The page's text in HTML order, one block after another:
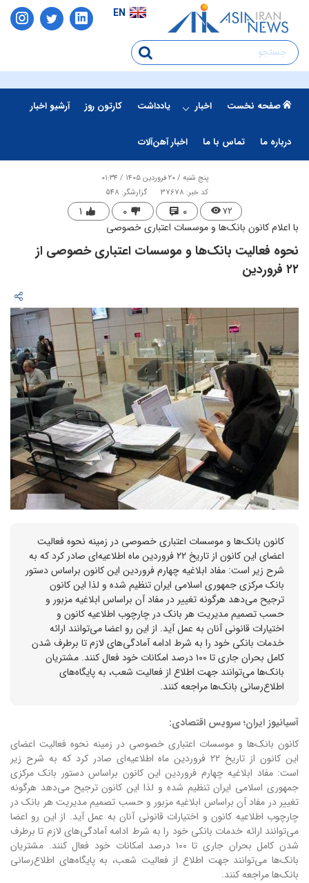
EN
صفحه نخست اخبار یادداشت کارتون روز آرشیو اخبار
درباره ما تماس با ما اخبار آهن‌آلات
پنج شنبه / ۲۰ فروردین ۱۴۰۵ / ۰۱:۳۴
کد خبر: 37678
گزارشگر: 548
۷۲ ۰ ۰ ۱
با اعلام کانون بانک‌ها و موسسات اعتباری خصوصی
​نحوه فعالیت بانک‌ها و موسسات اعتباری خصوصی از
۲۲ فروردین
کانون بانک‌ها و موسسات اعتباری خصوصی در زمینه نحوه فعالیت
اعضای این کانون از تاریخ ۲۲ فروردین ماه اطلاعیه‌ای صادر کرد که به
شرح زیر است: مفاد ابلاغیه چهارم فروردین این کانون براساس دستور
بانک مرکزی جمهوری اسلامی ایران تنظیم شده و لذا این کانون
ترجیح می‌دهد هرگونه تغییر در مفاد آن براساس ابلاغیه مزبور و
حسب تصمیم مدیریت هر بانک در چارچوب اطلاعیه کانون و
اختیارات قانونی آنان به عمل آید. از این رو اعضا می‌توانند ارائه
خدمات بانکی خود را به شرط ادامه آمادگی‌های لازم تا برطرف شدن
کامل بحران جاری تا ۱۰۰ درصد امکانات خود فعال کنند. مشتریان
بانک‌ها می‌توانند جهت اطلاع از فعالیت شعب، به پایگاه‌های
اطلاع‌رسانی‌ بانک‌ها مراجعه کنند.
آسیانیوز ایران؛ سرویس اقتصادی:
کانون بانک‌ها و موسسات اعتباری خصوصی در زمینه نحوه فعالیت اعضای
این کانون از تاریخ ۲۲ فروردین ماه اطلاعیه‌ای صادر کرد که به شرح زیر
است:مفاد ابلاغیه چهارم فروردین این کانون براساس دستور بانک مرکزی
جمهوری اسلامی ایران تنظیم شده و لذا این کانون ترجیح می‌دهد هرگونه
تغییر در مفاد آن براساس ابلاغیه مزبور و حسب تصمیم مدیریت هر بانک در
چارچوب اطلاعیه کانون و اختیارات قانونی آنان به عمل آید. از این رو اعضا
می‌توانند ارائه خدمات بانکی خود را به شرط ادامه آمادگی‌های لازم تا برطرف
شدن کامل بحران جاری تا ۱۰۰ درصد امکانات خود فعال کنند.
مشتریان
بانک‌ها می‌توانند جهت اطلاع از فعالیت شعب، به پایگاه‌های اطلاع‌رسانی‌
بانک‌ها مراجعه کنند.